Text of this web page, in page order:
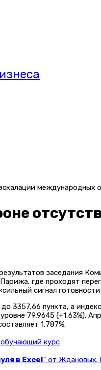
международных
заседания
где проходят
сигнал
3357,66 пункта, а
79,9645 (+1,63%).
1,787%.
обучающий курс
в Excel" от Ждановых.